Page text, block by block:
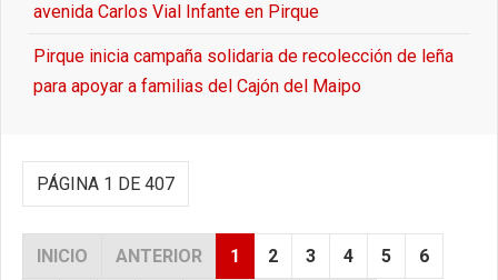
avenida Carlos Vial Infante en Pirque
Pirque inicia campaña solidaria de recolección de leña
para apoyar a familias del Cajón del Maipo
PÁGINA 1 DE 407
INICIO ANTERIOR 1 2 3 4 5 6